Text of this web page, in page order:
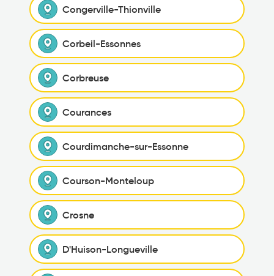
Congerville-Thionville
Corbeil-Essonnes
Corbreuse
Courances
Courdimanche-sur-Essonne
Courson-Monteloup
Crosne
D'Huison-Longueville